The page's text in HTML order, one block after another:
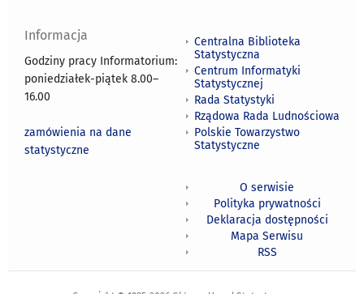
Informacja
Godziny pracy Informatorium:
poniedziałek-piątek 8.00–
16.00
zamówienia na dane
statystyczne
Centralna Biblioteka
Statystyczna
Centrum Informatyki
Statystycznej
Rada Statystyki
Rządowa Rada Ludnościowa
Polskie Towarzystwo
Statystyczne
O serwisie
Polityka prywatności
Deklaracja dostępności
Mapa Serwisu
RSS